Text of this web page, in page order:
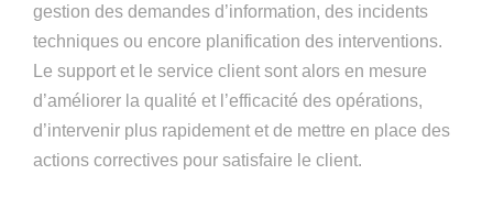
gestion des demandes d’information, des incidents
techniques ou encore planification des interventions.
Le support et le service client sont alors en mesure
d’améliorer la qualité et l’efficacité des opérations,
d’intervenir plus rapidement et de mettre en place des
actions correctives pour satisfaire le client.